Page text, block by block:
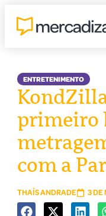
ENTRETENIMENTO
primeiro
com a
THAÍS ANDRADE 3 DE